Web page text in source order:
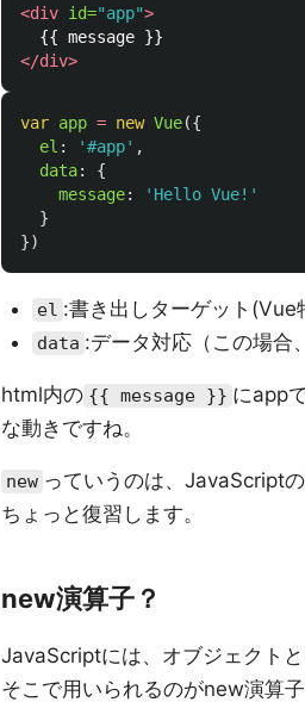
<div id="app">
</div>
var app = new Vue({
el : '#app' ,
data:
{
message: ' Hello Vue! '
}
})
el :書き出しターゲット
data :データ対応（この場合
html内の {{ message }} にapp
な動きですね。
new っていうのは、JavaScriptの
ちょっと復習します。
new演算子？
JavaScriptには、オブジェクトと
そこで用いられるのがnew演算子